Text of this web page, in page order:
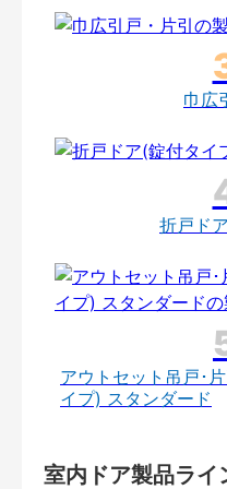
巾広
折戸ド
アウトセット吊戸･
イプ) スタンダード
室内ドア製品ライ